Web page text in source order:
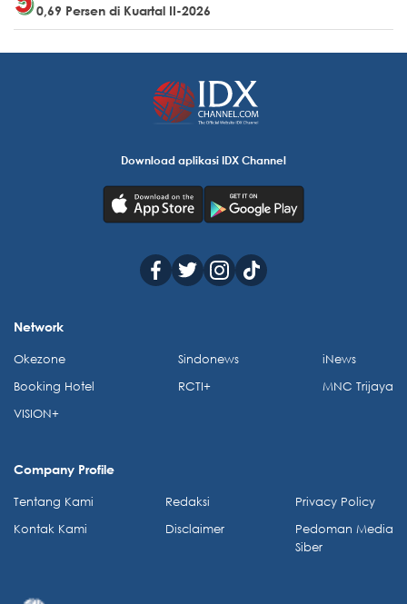
0,69 Persen di Kuartal II-2026
Download aplikasi IDX Channel
Network
Okezone
Booking Hotel
VISION+
Sindonews
RCTI+
iNews
MNC Trijaya
Company Profile
Tentang Kami
Kontak Kami
Redaksi
Disclaimer
Privacy Policy
Pedoman Media
Siber